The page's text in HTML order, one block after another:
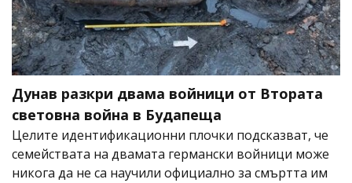
Дунав разкри двама войници от Втората
световна война в Будапеща
Целите идентификационни плочки подсказват, че
семействата на двамата германски войници може
никога да не са научили официално за смъртта им